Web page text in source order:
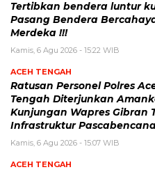
Tertibkan bendera luntur
Pasang Bendera
Merdeka !!!
Kamis, 6 Agu 2026 - 15:22 WIB
ACEH TENGAH
Ratusan Personel Polres
Tengah Diterjunkan
Kunjungan Wapres Gibran
Infrastruktur
Kamis, 6 Agu 2026 - 15:07 WIB
ACEH TENGAH